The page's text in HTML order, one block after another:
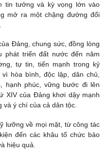
tin tưởng và kỳ vọng lớn vào
mở ra một chặng đường đổi
Đảng, chung sức, đồng lòng
phát triển đất nước đến năm
tự tin, tiến mạnh trong kỷ
hòa bình, độc lập, dân chủ,
hạnh phúc, vững bước đi lên
XIV của Đảng khơi dậy mạnh
và ý chí của cả dân tộc.
lưỡng về mọi mặt, từ công tác
đến các khâu tổ chức bảo
hiệu quả.